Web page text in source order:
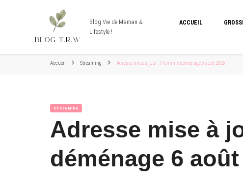
Blog Vie de Maman &
Lifestyle !
ACCUEIL
Accueil Streaming Adresse mise à jour : Flemmix déménage 6 août 2026
STREAMING
Adresse mise à
déménage 6 août